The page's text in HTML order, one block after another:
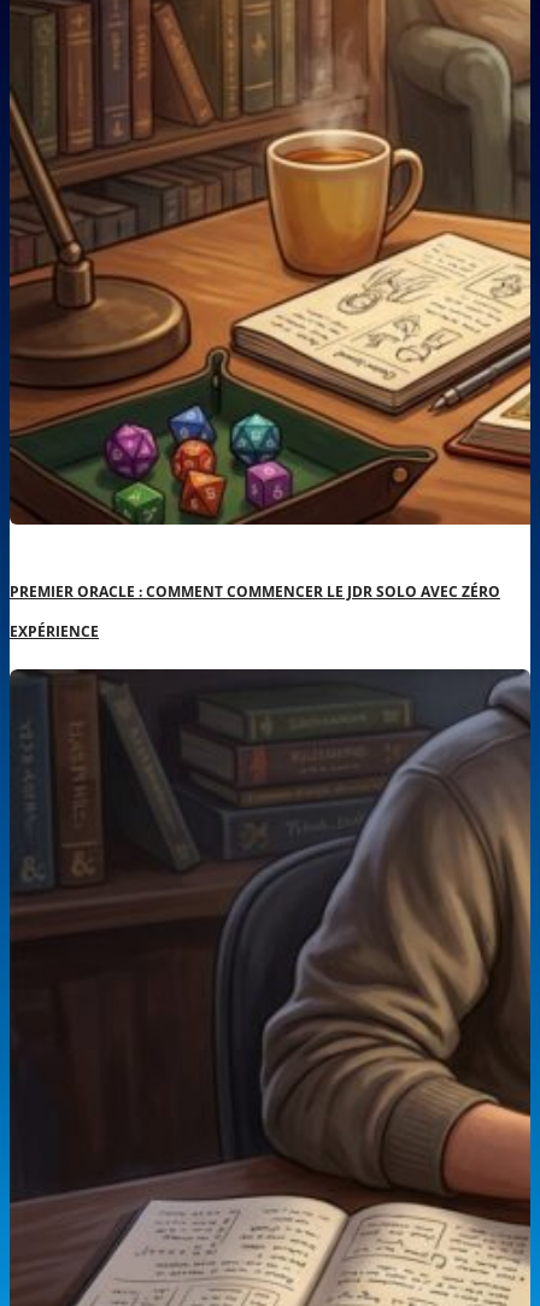
PREMIER ORACLE : COMMENT COMMENCER LE JDR SOLO AVEC ZÉRO
EXPÉRIENCE